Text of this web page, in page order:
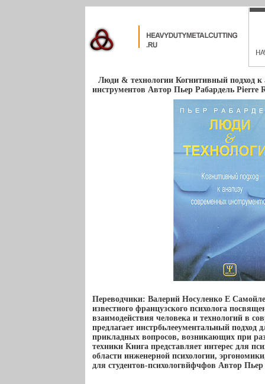
Люди & технологии Когнитивный подход к
инструментов Автор Пьер Рабардель Pierre
Переводчики: Валерий Носуленко Е
известного французского психолога
взаимодействия человека и технологий в
предлагает инстрбьлееументальный подход
прикладных вопросов, возникающих при
техники Книга представляет интерес для
области инженерной психологии,
для студентов-психологвйфчфов Автор